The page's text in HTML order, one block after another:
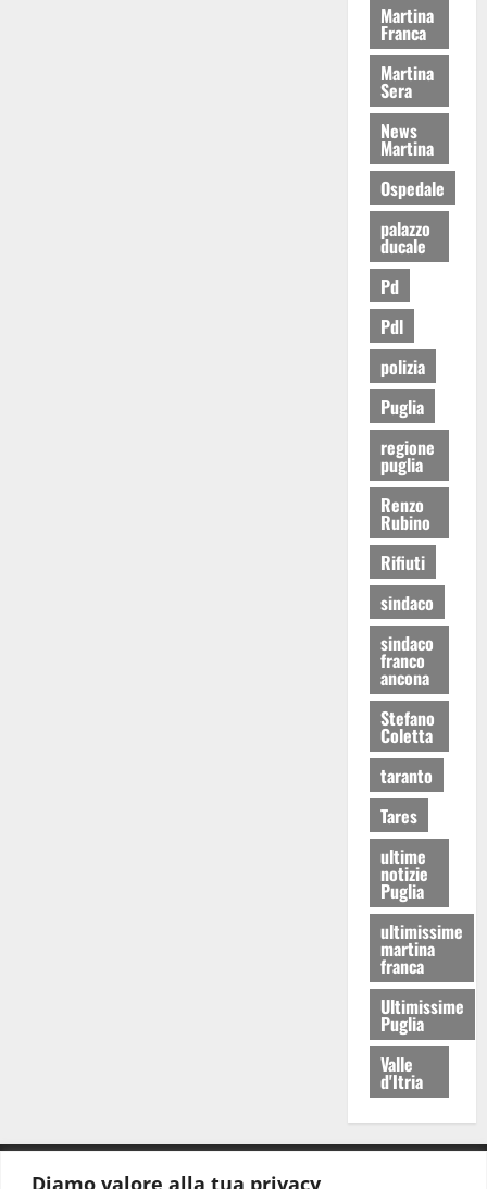
Diamo valore alla tua privacy
Martina
Franca
Martina
Sera
News
Martina
Ospedale
palazzo
ducale
Pd
Pdl
polizia
Puglia
regione
puglia
Renzo
Rubino
Rifiuti
sindaco
sindaco
franco
ancona
Stefano
Coletta
taranto
Tares
ultime
notizie
Puglia
ultimissime
martina
franca
Ultimissime
Puglia
Valle
d'Itria